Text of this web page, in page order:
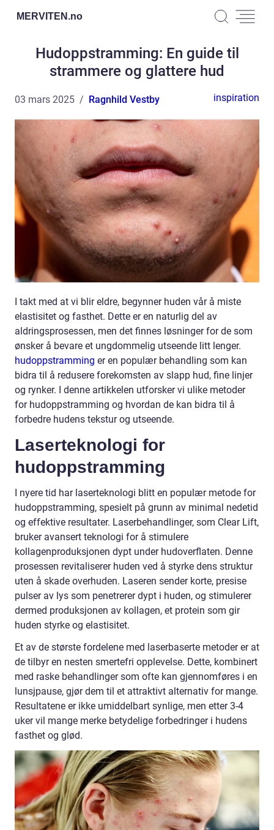
MERVITEN.no
Hudoppstramming: En guide til
strammere og glattere hud
03 mars 2025 Ragnhild Vestby inspiration
I takt med at vi blir eldre, begynner huden vår å miste
elastisitet og fasthet. Dette er en naturlig del av
aldringsprosessen, men det finnes løsninger for de som
ønsker å bevare et ungdommelig utseende litt lenger.
hudoppstramming er en populær behandling som kan
bidra til å redusere forekomsten av slapp hud, fine linjer
og rynker. I denne artikkelen utforsker vi ulike metoder
for hudoppstramming og hvordan de kan bidra til å
forbedre hudens tekstur og utseende.
Laserteknologi for
hudoppstramming
I nyere tid har laserteknologi blitt en populær metode for
hudoppstramming, spesielt på grunn av minimal nedetid
og effektive resultater. Laserbehandlinger, som Clear Lift,
bruker avansert teknologi for å stimulere
kollagenproduksjonen dypt under hudoverflaten. Denne
prosessen revitaliserer huden ved å styrke dens struktur
uten å skade overhuden. Laseren sender korte, presise
pulser av lys som penetrerer dypt i huden, og stimulerer
dermed produksjonen av kollagen, et protein som gir
huden styrke og elastisitet.
Et av de største fordelene med laserbaserte metoder er at
de tilbyr en nesten smertefri opplevelse. Dette, kombinert
med raske behandlinger som ofte kan gjennomføres i en
lunsjpause, gjør dem til et attraktivt alternativ for mange.
Resultatene er ikke umiddelbart synlige, men etter 3-4
uker vil mange merke betydelige forbedringer i hudens
fasthet og glød.